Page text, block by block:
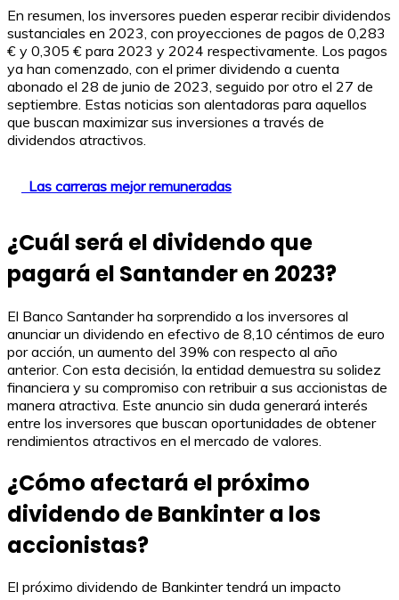
En resumen, los inversores pueden esperar recibir dividendos
sustanciales en 2023, con proyecciones de pagos de 0,283
€ y 0,305 € para 2023 y 2024 respectivamente. Los pagos
ya han comenzado, con el primer dividendo a cuenta
abonado el 28 de junio de 2023, seguido por otro el 27 de
septiembre. Estas noticias son alentadoras para aquellos
que buscan maximizar sus inversiones a través de
dividendos atractivos.
Las carreras mejor remuneradas
¿Cuál será el dividendo que
pagará el Santander en 2023?
El Banco Santander ha sorprendido a los inversores al
anunciar un dividendo en efectivo de 8,10 céntimos de euro
por acción, un aumento del 39% con respecto al año
anterior. Con esta decisión, la entidad demuestra su solidez
financiera y su compromiso con retribuir a sus accionistas de
manera atractiva. Este anuncio sin duda generará interés
entre los inversores que buscan oportunidades de obtener
rendimientos atractivos en el mercado de valores.
¿Cómo afectará el próximo
dividendo de Bankinter a los
accionistas?
El próximo dividendo de Bankinter tendrá un impacto